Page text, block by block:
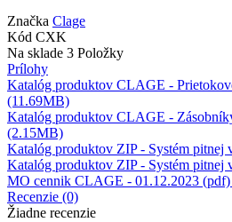
Značka Clage
Kód CXK
Na sklade 3 Položky
Prílohy
Katalóg produktov CLAGE -
(11.69MB)
Katalóg produktov CLAGE -
(2.15MB)
Katalóg produktov ZIP - Systém
Katalóg produktov ZIP - Systém
MO cennik CLAGE - 01.12.2023
Recenzie (0)
Žiadne recenzie